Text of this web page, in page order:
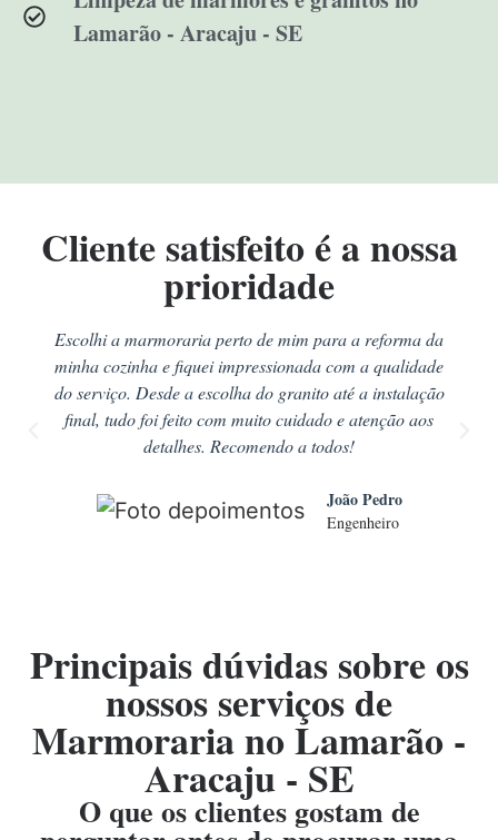
Lamarão - Aracaju - SE
Cliente satisfeito é a nossa
prioridade
Escolhi a marmoraria perto de mim para a reforma da
minha cozinha e fiquei impressionada com a qualidade
do serviço. Desde a escolha do granito até a instalação
final, tudo foi feito com muito cuidado e atenção aos
detalhes. Recomendo a todos!
João Pedro
Engenheiro
Principais dúvidas sobre os
nossos serviços de
Marmoraria no Lamarão -
Aracaju - SE
O que os clientes gostam de